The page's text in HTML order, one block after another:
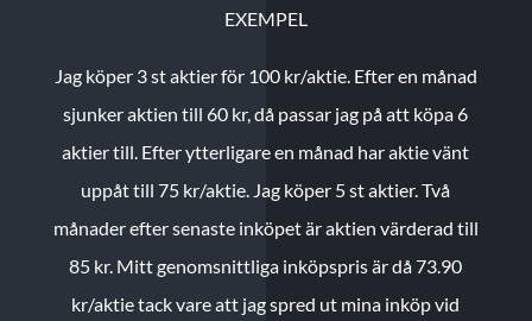
EXEMPEL
Jag köper 3 st aktier för 100 kr/aktie. Efter en månad
sjunker aktien till 60 kr, då passar jag på att köpa 6
aktier till. Efter ytterligare en månad har aktie vänt
uppåt till 75 kr/aktie. Jag köper 5 st aktier.Två
månader efter senaste inköpet är aktien värderad till
85 kr. Mitt genomsnittliga inköpspris är då 73.90
kr/aktie tack vare att jag spred ut mina inköp vid